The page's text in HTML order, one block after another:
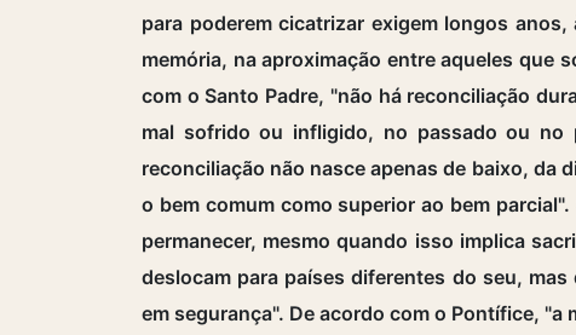
para poderem cicatrizar exigem longos
memória, na aproximação entre aqueles que
com o Santo Padre, "não há reconciliação
mal sofrido ou infligido, no passado ou no
reconciliação não nasce apenas de baixo, da
o bem comum como superior ao bem
permanecer, mesmo quando isso implica
deslocam para países diferentes do seu,
em segurança". De acordo com o Pontífice,